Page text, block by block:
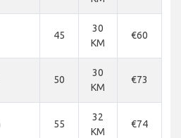
45
30
KM
€60
50
30
KM
€73
55
32
KM
€74